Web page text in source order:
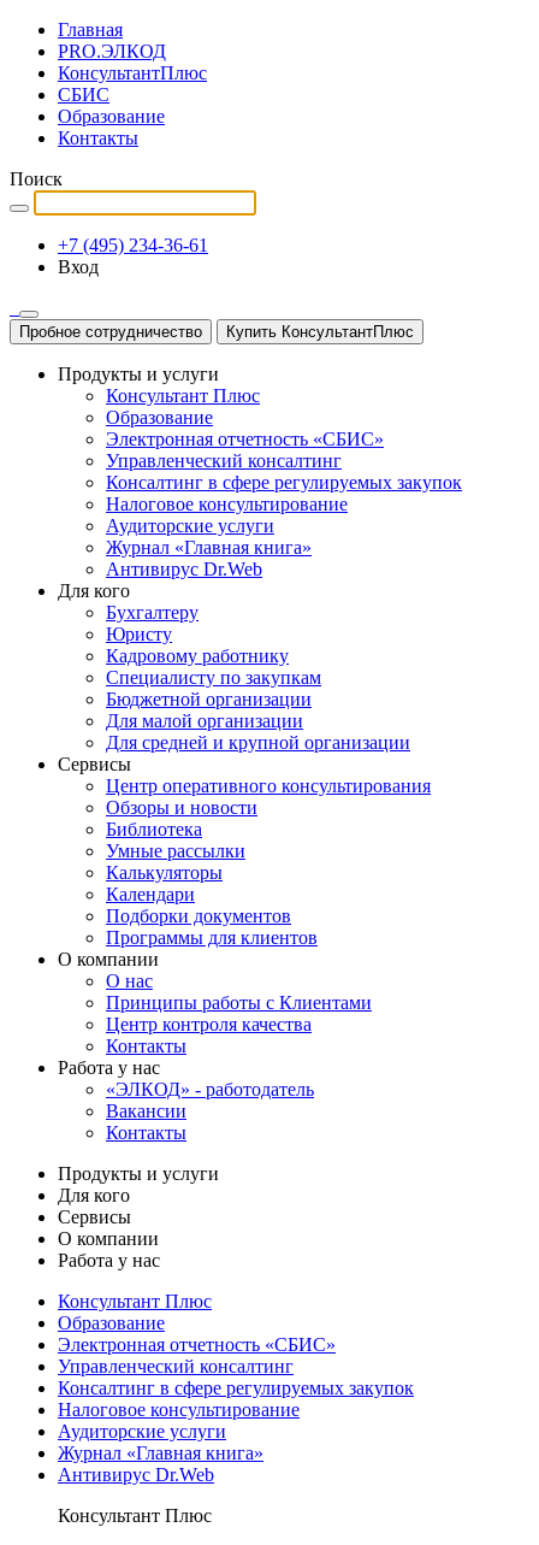
Главная
PRO.ЭЛКОД
КонсультантПлюс
СБИС
Образование
Контакты
Поиск
+7 (495) 234-36-61
Вход
Пробное сотрудничество Купить КонсультантПлюс
Продукты и услуги
Консультант Плюс
Образование
Электронная отчетность «СБИС»
Управленческий консалтинг
Консалтинг в сфере регулируемых закупок
Налоговое консультирование
Аудиторские услуги
Журнал «Главная книга»
Антивирус Dr.Web
Для кого
Бухгалтеру
Юристу
Кадровому работнику
Специалисту по закупкам
Бюджетной организации
Для малой организации
Для средней и крупной организации
Сервисы
Центр оперативного консультирования
Обзоры и новости
Библиотека
Умные рассылки
Калькуляторы
Календари
Подборки документов
Программы для клиентов
О компании
О нас
Принципы работы с Клиентами
Центр контроля качества
Контакты
Работа у нас
«ЭЛКОД» - работодатель
Вакансии
Контакты
Продукты и услуги
Для кого
Сервисы
О компании
Работа у нас
Консультант Плюс
Образование
Электронная отчетность «СБИС»
Управленческий консалтинг
Консалтинг в сфере регулируемых закупок
Налоговое консультирование
Аудиторские услуги
Журнал «Главная книга»
Антивирус Dr.Web
Консультант Плюс